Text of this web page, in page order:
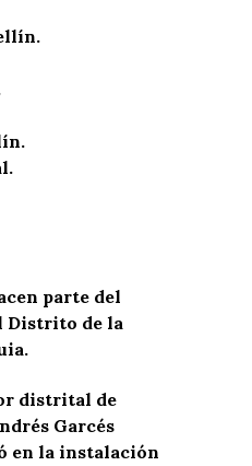
parte del
Distrito de la
distrital de
Garcés
en la instalación